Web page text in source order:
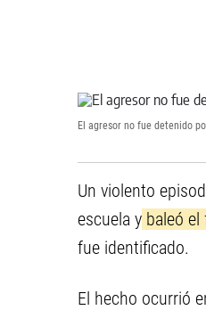
El agresor no fue detenido
Un violento
escuela y baleó el
fue identificado.
El hecho ocurrió